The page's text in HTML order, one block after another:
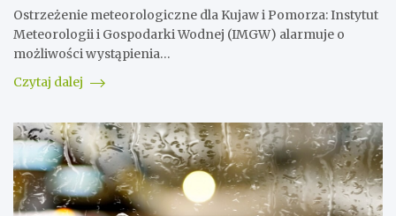
Ostrzeżenie meteorologiczne dla Kujaw i Pomorza: Instytut
Meteorologii i Gospodarki Wodnej (IMGW) alarmuje o
możliwości wystąpienia…
Czytaj dalej